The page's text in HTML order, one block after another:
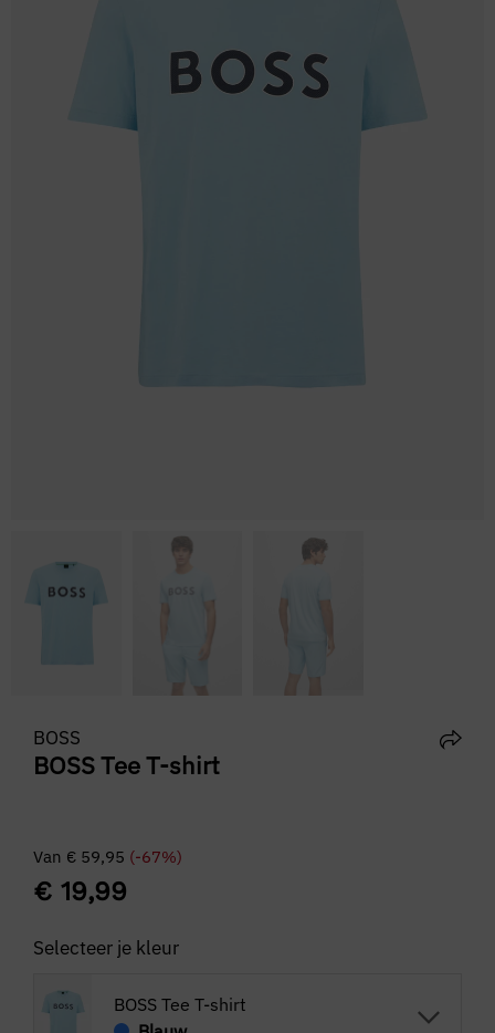
BOSS
BOSS Tee T-shirt
Van € 59,95 (-67%)
€ 19,99
Selecteer je kleur
BOSS Tee T-shirt